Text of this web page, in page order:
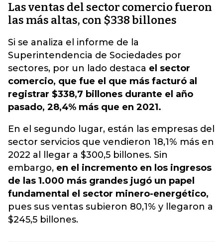
Las ventas del sector comercio fueron
las más altas, con $338 billones
Si se analiza el informe de la
Superintendencia de Sociedades por
sectores, por un lado destaca el sector
comercio, que fue el que más facturó al
registrar $338,7 billones durante el año
pasado, 28,4% más que en 2021.
En el segundo lugar, están las empresas del
sector servicios que vendieron 18,1% más en
2022 al llegar a $300,5 billones. Sin
embargo, en el incremento en los ingresos
de las 1.000 más grandes jugó un papel
fundamental el sector minero-energético,
pues sus ventas subieron 80,1% y llegaron a
$245,5 billones.